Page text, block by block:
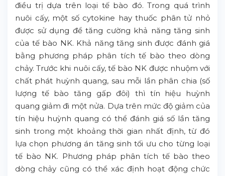
điều trị dựa trên loại tế bào đó. Trong quá trình
nuôi cấy, một số cytokine hay thuốc phân tử nhỏ
được sử dụng để tăng cường khả năng tăng sinh
của tế bào NK. Khả năng tăng sinh được đánh giá
bằng phương pháp phân tích tế bào theo dòng
chảy. Trước khi nuôi cấy, tế bào NK được nhuộm với
chất phát huỳnh quang, sau mỗi lần phân chia (số
lượng tế bào tăng gấp đôi) thì tín hiệu huỳnh
quang giảm đi một nửa. Dựa trên mức độ giảm của
tín hiệu huỳnh quang có thể đánh giá số lần tăng
sinh trong một khoảng thời gian nhất định, từ đó
lựa chọn phương án tăng sinh tối ưu cho từng loại
tế bào NK. Phương pháp phân tích tế bào theo
dòng chảy cũng có thể xác định hoạt động chức